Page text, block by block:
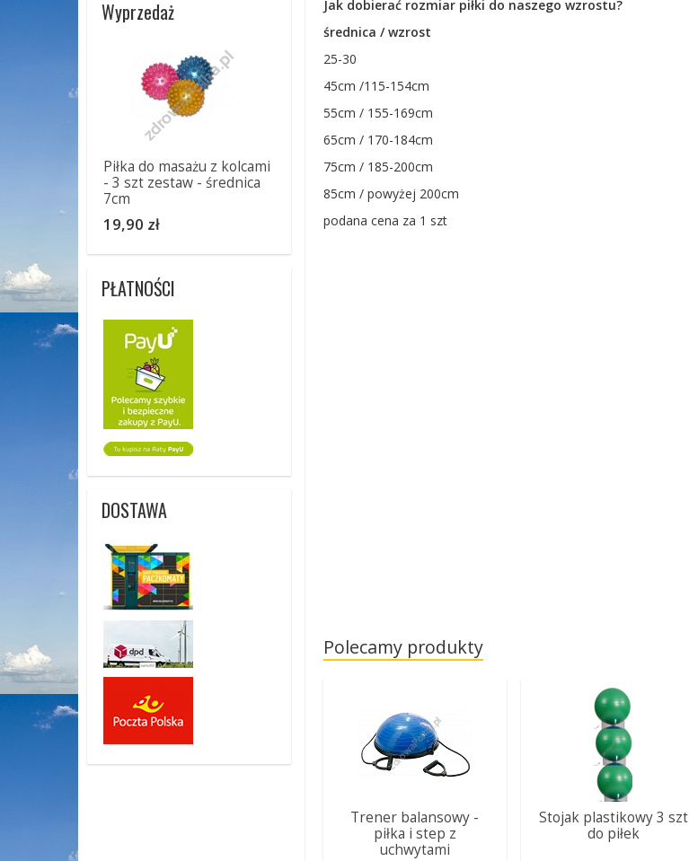
Jak dobierać rozmiar piłki do naszego wzrostu?
średnica / wzrost
25-30
45cm /115-154cm
55cm / 155-169cm
65cm / 170-184cm
75cm / 185-200cm
85cm / powyżej 200cm
podana cena za 1 szt
Polecamy produkty
Trener balansowy -
piłka i step z
uchwytami
Stojak plastikowy 3 szt
do piłek
Wyprzedaż
Piłka do masażu z kolcami
- 3 szt zestaw - średnica
7cm
19,90 zł
PŁATNOŚCI
DOSTAWA